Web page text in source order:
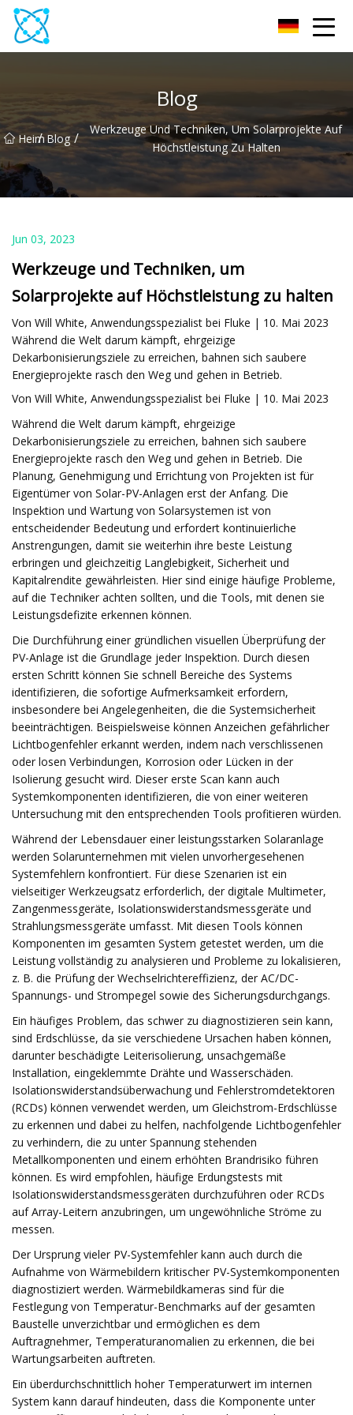
Blog
Heim
/ Blog /
Werkzeuge Und Techniken, Um Solarprojekte Auf
Höchstleistung Zu Halten
Jun 03, 2023
Werkzeuge und Techniken, um
Solarprojekte auf Höchstleistung zu halten
Von Will White, Anwendungsspezialist bei Fluke | 10. Mai 2023
Während die Welt darum kämpft, ehrgeizige
Dekarbonisierungsziele zu erreichen, bahnen sich saubere
Energieprojekte rasch den Weg und gehen in Betrieb.
Von Will White, Anwendungsspezialist bei Fluke | 10. Mai 2023
Während die Welt darum kämpft, ehrgeizige
Dekarbonisierungsziele zu erreichen, bahnen sich saubere
Energieprojekte rasch den Weg und gehen in Betrieb. Die
Planung, Genehmigung und Errichtung von Projekten ist für
Eigentümer von Solar-PV-Anlagen erst der Anfang. Die
Inspektion und Wartung von Solarsystemen ist von
entscheidender Bedeutung und erfordert kontinuierliche
Anstrengungen, damit sie weiterhin ihre beste Leistung
erbringen und gleichzeitig Langlebigkeit, Sicherheit und
Kapitalrendite gewährleisten. Hier sind einige häufige Probleme,
auf die Techniker achten sollten, und die Tools, mit denen sie
Leistungsdefizite erkennen können.
Die Durchführung einer gründlichen visuellen Überprüfung der
PV-Anlage ist die Grundlage jeder Inspektion. Durch diesen
ersten Schritt können Sie schnell Bereiche des Systems
identifizieren, die sofortige Aufmerksamkeit erfordern,
insbesondere bei Angelegenheiten, die die Systemsicherheit
beeinträchtigen. Beispielsweise können Anzeichen gefährlicher
Lichtbogenfehler erkannt werden, indem nach verschlissenen
oder losen Verbindungen, Korrosion oder Lücken in der
Isolierung gesucht wird. Dieser erste Scan kann auch
Systemkomponenten identifizieren, die von einer weiteren
Untersuchung mit den entsprechenden Tools profitieren würden.
Während der Lebensdauer einer leistungsstarken Solaranlage
werden Solarunternehmen mit vielen unvorhergesehenen
Systemfehlern konfrontiert. Für diese Szenarien ist ein
vielseitiger Werkzeugsatz erforderlich, der digitale Multimeter,
Zangenmessgeräte, Isolationswiderstandsmessgeräte und
Strahlungsmessgeräte umfasst. Mit diesen Tools können
Komponenten im gesamten System getestet werden, um die
Leistung vollständig zu analysieren und Probleme zu lokalisieren,
z. B. die Prüfung der Wechselrichtereffizienz, der AC/DC-
Spannungs- und Strompegel sowie des Sicherungsdurchgangs.
Ein häufiges Problem, das schwer zu diagnostizieren sein kann,
sind Erdschlüsse, da sie verschiedene Ursachen haben können,
darunter beschädigte Leiterisolierung, unsachgemäße
Installation, eingeklemmte Drähte und Wasserschäden.
Isolationswiderstandsüberwachung und Fehlerstromdetektoren
(RCDs) können verwendet werden, um Gleichstrom-Erdschlüsse
zu erkennen und dabei zu helfen, nachfolgende Lichtbogenfehler
zu verhindern, die zu unter Spannung stehenden
Metallkomponenten und einem erhöhten Brandrisiko führen
können. Es wird empfohlen, häufige Erdungstests mit
Isolationswiderstandsmessgeräten durchzuführen oder RCDs
auf Array-Leitern anzubringen, um ungewöhnliche Ströme zu
messen.
Der Ursprung vieler PV-Systemfehler kann auch durch die
Aufnahme von Wärmebildern kritischer PV-Systemkomponenten
diagnostiziert werden. Wärmebildkameras sind für die
Festlegung von Temperatur-Benchmarks auf der gesamten
Baustelle unverzichtbar und ermöglichen es dem
Auftragnehmer, Temperaturanomalien zu erkennen, die bei
Wartungsarbeiten auftreten.
Ein überdurchschnittlich hoher Temperaturwert im internen
System kann darauf hindeuten, dass die Komponente unter